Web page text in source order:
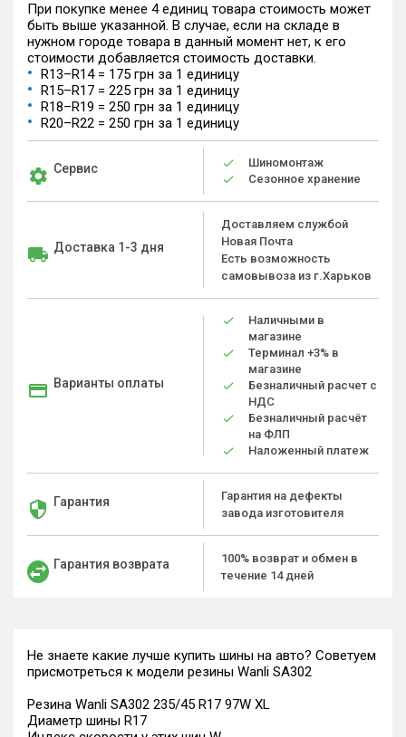
При покупке менее 4 единиц товара стоимость может
быть выше указанной. В случае, если на складе в
нужном городе товара в данный момент нет, к его
стоимости добавляется стоимость доставки.
R13–R14 = 175 грн за 1 единицу
R15–R17 = 225 грн за 1 единицу
R18–R19 = 250 грн за 1 единицу
R20–R22 = 250 грн за 1 единицу
Сервис
Шиномонтаж
Сезонное хранение
Доставка 1-3 дня
Доставляем службой
Новая Почта
Есть возможность
самовывоза из г.Харьков
Варианты оплаты
Наличными в
магазине
Терминал +3% в
магазине
Безналичный расчет с
НДС
Безналичный расчёт
на ФЛП
Наложенный платеж
Гарантия
Гарантия на дефекты
завода изготовителя
Гарантия возврата
100% возврат и обмен в
течение 14 дней
Не знаете какие лучше купить шины на авто? Советуем
присмотреться к модели резины Wanli SA302
Резина Wanli SA302 235/45 R17 97W XL
Диаметр шины R17